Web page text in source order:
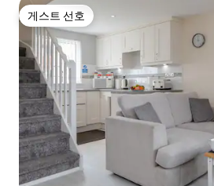
게스트 선호
게스트 선호